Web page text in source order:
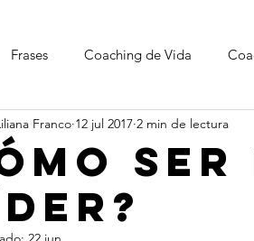
Frases Coaching de Vida
Franco 12 jul 2017 2 min de lectura